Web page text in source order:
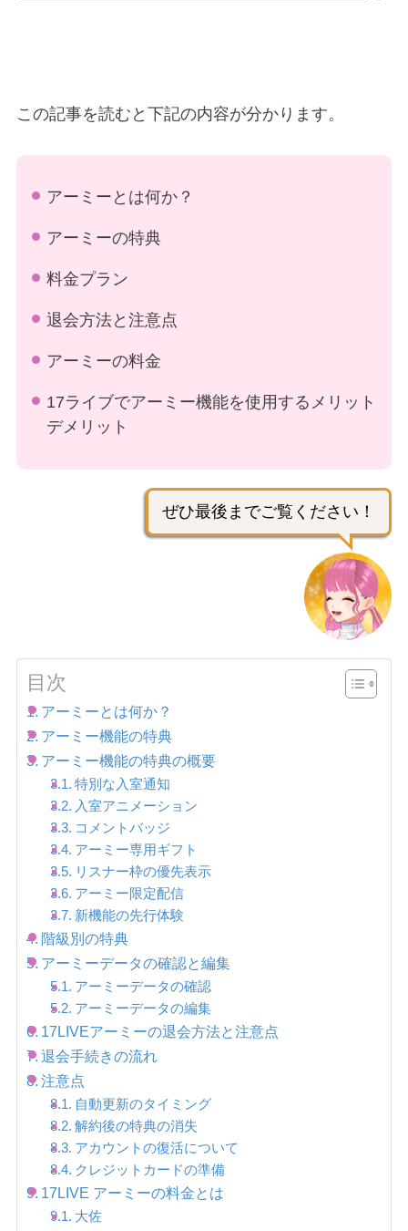
この記事を読むと下記の内容が分かります。
アーミーとは何か？
アーミーの特典
料金プラン
退会方法と注意点
アーミーの料金
17ライブでアーミー機能を使用するメリット
デメリット
ぜひ最後までご覧ください！
目次
アーミーとは何か？
アーミー機能の特典
アーミー機能の特典の概要
特別な入室通知
入室アニメーション
コメントバッジ
アーミー専用ギフト
リスナー枠の優先表示
アーミー限定配信
新機能の先行体験
階級別の特典
アーミーデータの確認と編集
アーミーデータの確認
アーミーデータの編集
17LIVEアーミーの退会方法と注意点
退会手続きの流れ
注意点
自動更新のタイミング
解約後の特典の消失
アカウントの復活について
クレジットカードの準備
17LIVE アーミーの料金とは
大佐